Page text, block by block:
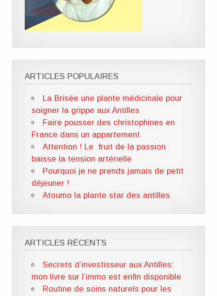
ARTICLES POPULAIRES
La Brisée une plante médicinale pour
soigner la grippe aux Antilles
Faire pousser des christophines en
France dans un appartement
Attention ! Le fruit de la passion
baisse la tension artérielle
Pourquoi je ne prends jamais de petit
déjeuner !
Atoumo la plante star des antilles
ARTICLES RÉCENTS
Secrets d’investisseur aux Antilles:
mon livre sur l’immo est enfin disponible
Routine de soins naturels pour les